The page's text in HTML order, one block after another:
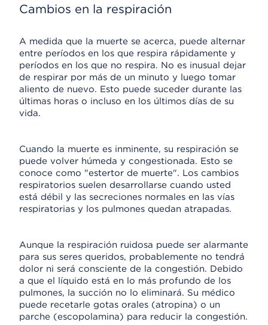
Cambios en la respiración
A medida que la muerte se acerca, puede alternar
entre períodos en los que respira rápidamente y
períodos en los que no respira. No es inusual dejar
de respirar por más de un minuto y luego tomar
aliento de nuevo. Esto puede suceder durante las
últimas horas o incluso en los últimos días de su
vida.
Cuando la muerte es inminente, su respiración se
puede volver húmeda y congestionada. Esto se
conoce como "estertor de muerte". Los cambios
respiratorios suelen desarrollarse cuando usted
está débil y las secreciones normales en las vías
respiratorias y los pulmones quedan atrapadas.
Aunque la respiración ruidosa puede ser alarmante
para sus seres queridos, probablemente no tendrá
dolor ni será consciente de la congestión. Debido
a que el líquido está en lo más profundo de los
pulmones, la succión no lo eliminará. Su médico
puede recetarle gotas orales (atropina) o un
parche (escopolamina) para reducir la congestión.